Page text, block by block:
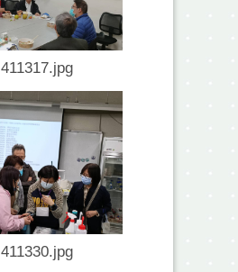
411317.jpg
411330.jpg